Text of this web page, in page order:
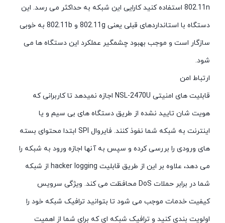
802.11n استفاده کنید کارایی این شبکه به حداکثر می رسد. این
دستگاه با استانداردهای قبلی یعنی 802.11g و 802.11b به خوبی
سازگار است و موجب بهبود چشمگیر عملکرد این دستگاه ها می
شود.
ارتباط امن
قابلیت های امنیتی NSL-2470U اجازه نمیدهد تا کاربرانی که
هویت شان تایید نشده از طریق دستگاه های بی سیم و یا
اینترنت به شبکه شما نفوذ کنند. فایروال SPI ابتدا محتوای بسته
های ورودی را بررسی کرده و سپس به آنها اجازه ورود به شبکه را
می دهد، علاوه بر این از طریق قابلیت hacker logging از شبکه
شما در برابر حملات DoS محافظت می کند. ویژگی سرویس
کیفیت خدمات موجب می شود تا بتوانید ترافیک شبکه خود را
اولویت بندی کنید و ترافیک شبکه ای که برای شما از اهمیت